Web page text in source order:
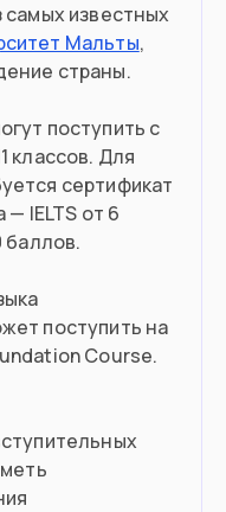
известных
Мальты,
страны.
поступить с
классов. Для
сертификат
— IELTS от 6
баллов.
поступить на
Course.